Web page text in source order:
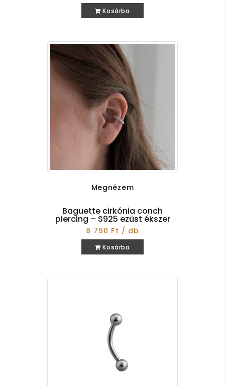
Kosárba
Megnézem
Baguette cirkónia conch
piercing – S925 ezüst ékszer
8 790 Ft / db
Kosárba